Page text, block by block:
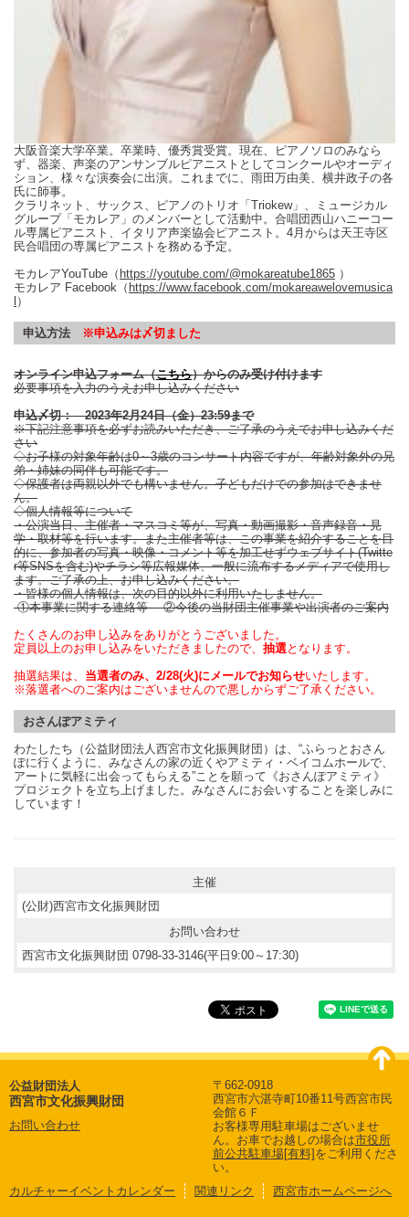
大阪音楽大学卒業。卒業時、優秀賞受賞。現在、ピアノソロのみなら
ず、器楽、声楽のアンサンブルピアニストとしてコンクールやオーディ
ション、様々な演奏会に出演。これまでに、雨田万由美、横井政子の各
氏に師事。
クラリネット、サックス、ピアノのトリオ「Triokew」、ミュージカル
グループ「モカレア」のメンバーとして活動中。合唱団西山ハニーコー
ル専属ピアニスト、イタリア声楽協会ピアニスト。4月からは天王寺区
民合唱団の専属ピアニストを務める予定。
モカレアYouTube（ https://youtube.com/@mokareatube1865 ）
モカレア Facebook（ https://www.facebook.com/mokareawelovemusica
）
申込方法 ※申込みは〆切ました
オンライン申込フォーム（こちら）からのみ受け付けます
必要事項を入力のうえお申し込みください
申込〆切： 2023年2月24日（金）23:59まで
※下記注意事項を必ずお読みいただき、ご了承のうえでお申し込みくだ
さい
◇お子様の対象年齢は0～3歳のコンサート内容ですが、年齢対象外の兄
弟・姉妹の同伴も可能です。
◇保護者は両親以外でも構いません。子どもだけでの参加はできませ
ん。
◇個人情報等について
・公演当日、主催者・マスコミ等が、写真・動画撮影・音声録音・見
学・取材等を行います。また主催者等は、この事業を紹介することを目
的に、参加者の写真・映像・コメント等を加工せずウェブサイト(Twitte
r等SNSを含む)やチラシ等広報媒体、一般に流布するメディアで使用し
ます。ご了承の上、お申し込みください。
・皆様の個人情報は、次の目的以外に利用いたしません。
①本事業に関する連絡等 ②今後の当財団主催事業や出演者のご案内
たくさんのお申し込みをありがとうございました。
定員以上のお申し込みをいただきましたので、 抽選となります。
抽選結果は、 当選者のみ、2/28(火)にメールでお知らせいたします。
※落選者へのご案内はございませんので悪しからずご了承ください。
おさんぽアミティ
わたしたち（公益財団法人西宮市文化振興財団）は、“ふらっとおさん
ぽに行くように、みなさんの家の近くやアミティ・ベイコムホールで、
アートに気軽に出会ってもらえる”ことを願って《おさんぽアミティ》
プロジェクトを立ち上げました。みなさんにお会いすることを楽しみに
しています！
主催
(公財)西宮市文化振興財団
お問い合わせ
西宮市文化振興財団 0798-33-3146(平日9:00～17:30)
公益財団法人
西宮市文化振興財団
お問い合わせ
カルチャーイベントカレンダー 関連リンク 西宮市ホームページへ
〒662-0918
西宮市六湛寺町10番11号西宮市民
会館６Ｆ
お客様専用駐車場はございませ
ん。 お車でお越しの場合は市役所
前公共駐車場[有料] をご利用くださ
い。